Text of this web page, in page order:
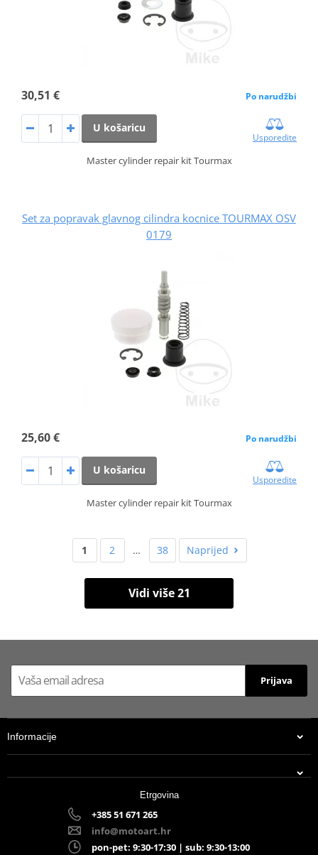
30,51 € Po narudžbi
U košaricu
Usporedite
Master cylinder repair kit Tourmax
Set za popravak glavnog cilindra kocnice TOURMAX OSV
0179
25,60 € Po narudžbi
U košaricu
Usporedite
Master cylinder repair kit Tourmax
1 2 … 38 Naprijed
Vidi više 21
Prijava
Informacije
Etrgovina
+385 51 671 265
info@motoart.hr
pon-pet: 9:30-17:30 | sub: 9:30-13:00